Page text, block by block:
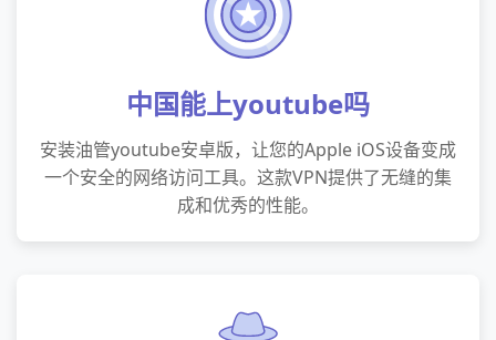
中国能上youtube吗
安装油管youtube安卓版，让您的Apple iOS设备变成
一个安全的网络访问工具。这款VPN提供了无缝的集
成和优秀的性能。